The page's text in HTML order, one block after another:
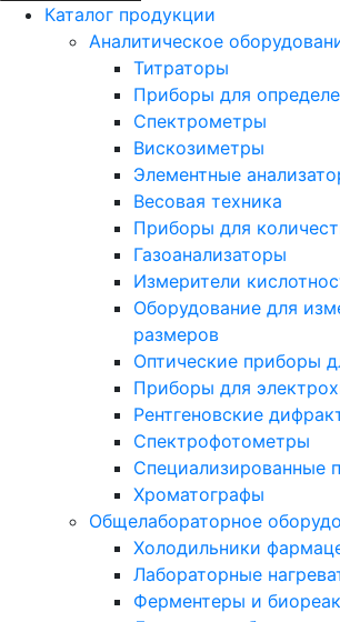
Каталог продукции
Аналитическое
Титраторы
Приборы для
Спектрометры
Вискозиметры
Элементные
Весовая техника
Приборы для
Газоанализаторы
Измерители
Оборудование для
размеров
Оптические приборы
Приборы для
Рентгеновские
Спектрофотометры
Специализированные
Хроматографы
Общелабораторное
Холодильники
Лабораторные
Ферментеры и